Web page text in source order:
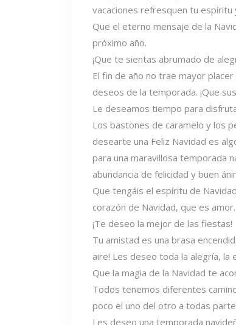
vacaciones refresquen tu espíritu
Que el eterno mensaje de la
próximo año.
¡Que te sientas abrumado de
El fin de año no trae mayor
deseos de la temporada. ¡Que
Le deseamos tiempo para
Los bastones de caramelo y los
desearte una Feliz Navidad es
para una maravillosa temporada
abundancia de felicidad y buen
Que tengáis el espíritu de
corazón de Navidad, que es amor.
¡Te deseo la mejor de las fiestas!
Tu amistad es una brasa
aire! Les deseo toda la alegría, la
Que la magia de la Navidad te
Todos tenemos diferentes
poco el uno del otro a todas
Les deseo una temporada